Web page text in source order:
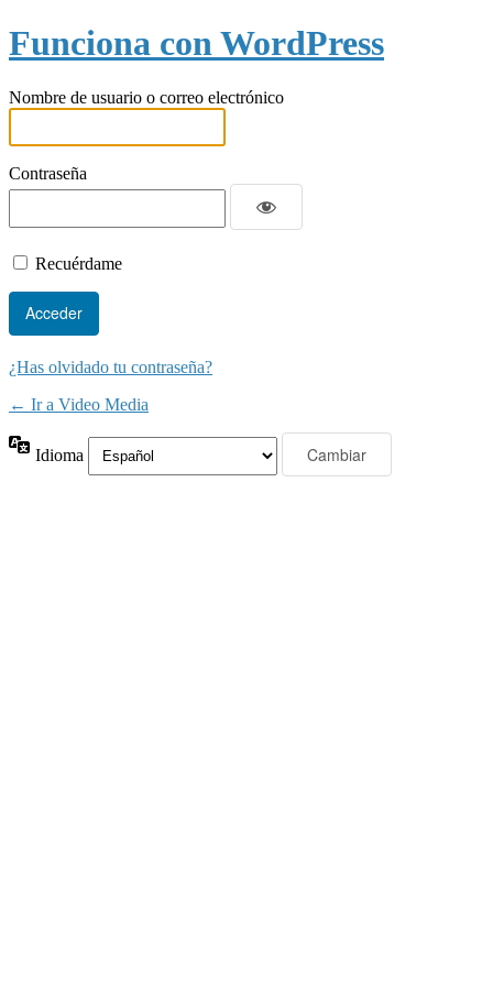
Funciona con WordPress
Nombre de usuario o correo electrónico
Contraseña
Recuérdame
¿Has olvidado tu contraseña?
← Ir a Video Media
Idioma